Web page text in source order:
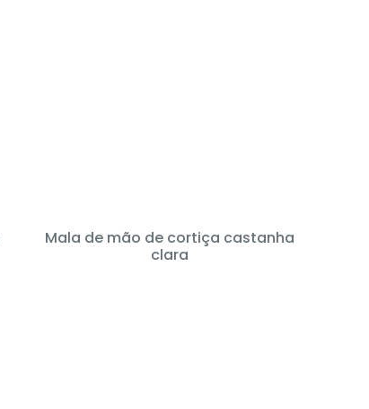
Mala de mão de cortiça castanha
clara